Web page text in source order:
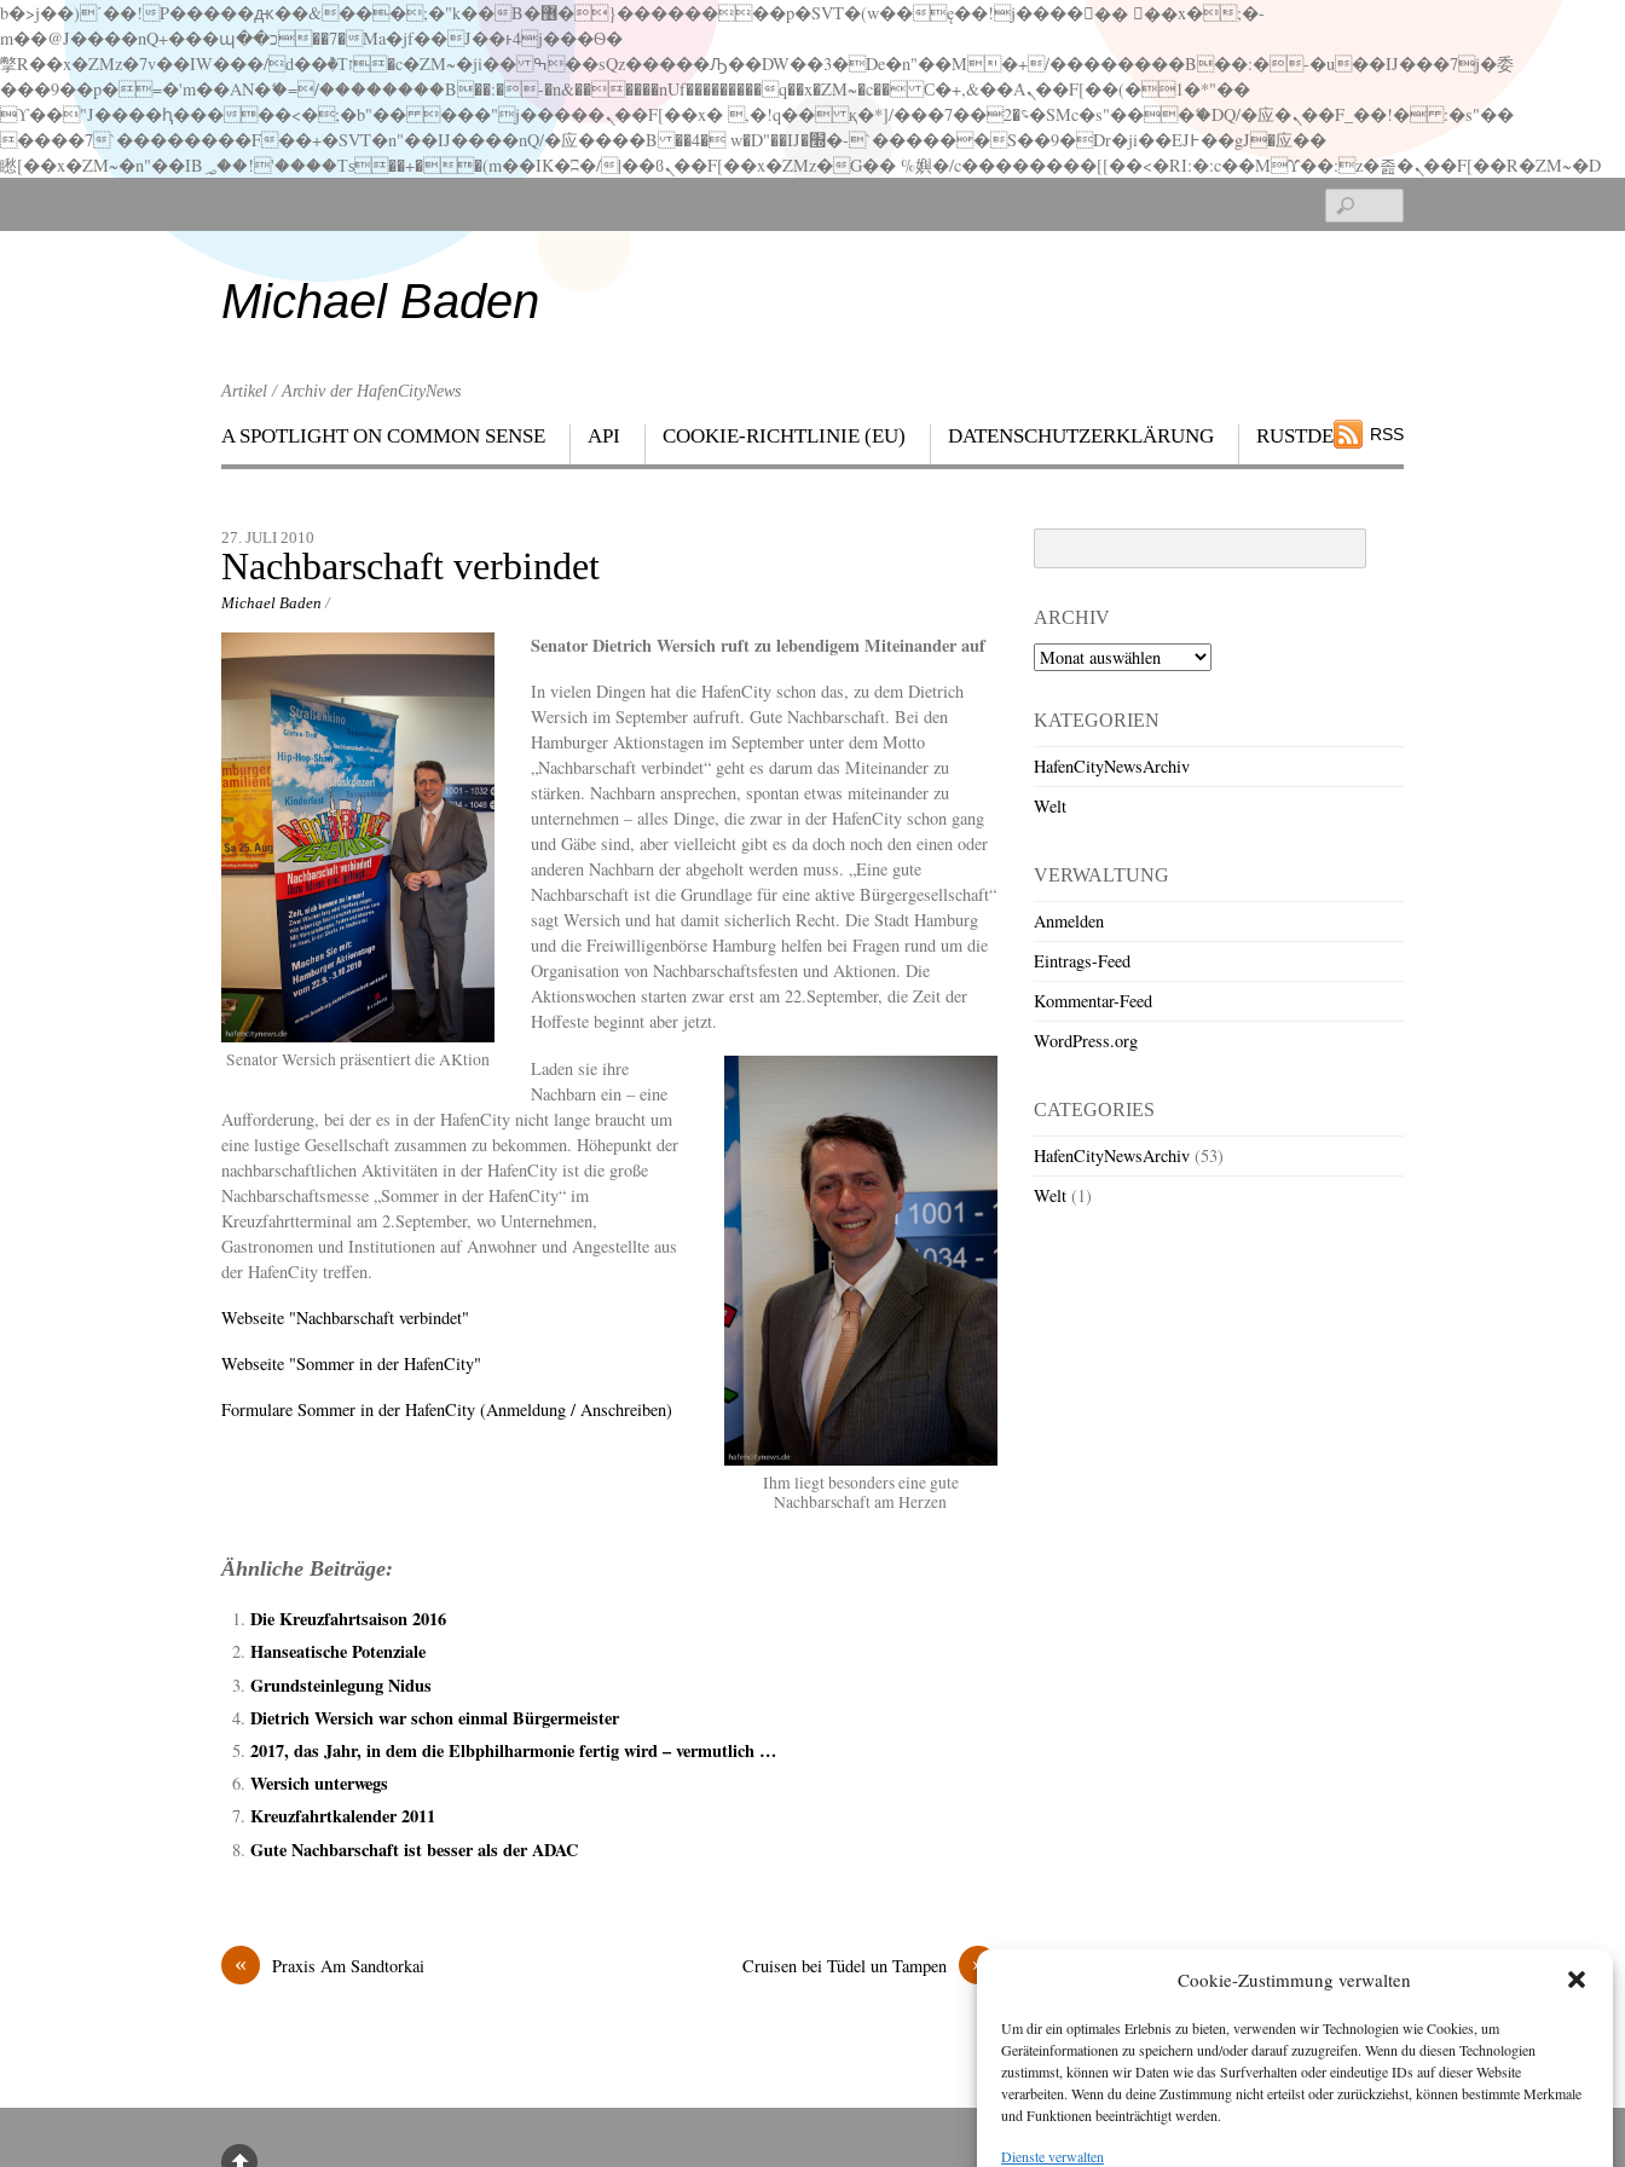
Cookie-Zustimmung verwalten
Um dir ein optimales Erlebnis zu bieten, verwenden wir Technologien wie Cookies, um
Geräteinformationen zu speichern und/oder darauf zuzugreifen. Wenn du diesen Technologien
zustimmst, können wir Daten wie das Surfverhalten oder eindeutige IDs auf dieser Website
verarbeiten. Wenn du deine Zustimmung nicht erteilst oder zurückziehst, können bestimmte Merkmale
und Funktionen beeinträchtigt werden.
Dienste verwalten
b�>j��)΄��!P�����ԫ��&���;�"k��B�޶�}��������p�SVT�(w��ę��!j������ ��x�;�-
m��@J����nQ+���պ��כ��7�Ma�jf��J��ͱ4j���Ѳ�
撆R��x�ZMz�7v��IW���/d��ٞ�Тז�c�ZM~�ji�� ߒ��sQz�����Ԡ��DW��3�De�n"��M�+/��������B��:�-�u��IJ���7j�委
���9��p�=�'m��AN�ޭ�=/��������B��:�-�n&������nUf���������q��x�ZM~�c�� Ϲ�+,&��Ὰܢ��F[��(�1�*"��
ϒ��"J����ԧ�����<�;�b"�� ���"j�����ܢ��F[��x� ,�!q�� қ�*]/���؝�2��7�SMc�s"���ޭ�DQ/�应�ܢ��F_��!� :�s"��
����7`��������F��+�SVT�n"��IJ����nQ/�应����B ��4� w�D"��IJ�׭�-`������S��9�Dr�ji��EJ߅��gJ�应��
矁[��x�ZM~�n"��IB؃��!'����Тѕ��+��(m��IK�ʭ�/|��ϐܢ��F[��x�ZMz�G�� %嬩�/c��������[[��<�RI:�:c��MΎ��:z�졾�ܢ��F[��R�ZM~�D
down
Michael Baden
Artikel / Archiv der HafenCityNews
RSS
Menu
A SPOTLIGHT ON COMMON SENSE API COOKIE-RICHTLINIE (EU) DATENSCHUTZERKLÄRUNG RUSTDESK
Scroll
content
27. JULI 2010
Nachbarschaft verbindet
Michael Baden /
Senator Wersich präsentiert die AKtion
Senator Dietrich Wersich ruft zu lebendigem Miteinander auf
In vielen Dingen hat die HafenCity schon das, zu dem Dietrich
Wersich im September aufruft. Gute Nachbarschaft. Bei den
Hamburger Aktionstagen im September unter dem Motto
„Nachbarschaft verbindet“ geht es darum das Miteinander zu
stärken. Nachbarn ansprechen, spontan etwas miteinander zu
unternehmen – alles Dinge, die zwar in der HafenCity schon gang
und Gäbe sind, aber vielleicht gibt es da doch noch den einen oder
anderen Nachbarn der abgeholt werden muss. „Eine gute
Nachbarschaft ist die Grundlage für eine aktive Bürgergesellschaft“
sagt Wersich und hat damit sicherlich Recht. Die Stadt Hamburg
und die Freiwilligenbörse Hamburg helfen bei Fragen rund um die
Organisation von Nachbarschaftsfesten und Aktionen. Die
Aktionswochen starten zwar erst am 22.September, die Zeit der
Hoffeste beginnt aber jetzt.
Ihm liegt besonders eine gute
Nachbarschaft am Herzen
Laden sie ihre
Nachbarn ein – eine
Aufforderung, bei der es in der HafenCity nicht lange braucht um
eine lustige Gesellschaft zusammen zu bekommen. Höhepunkt der
nachbarschaftlichen Aktivitäten in der HafenCity ist die große
Nachbarschaftsmesse „Sommer in der HafenCity“ im
Kreuzfahrtterminal am 2.September, wo Unternehmen,
Gastronomen und Institutionen auf Anwohner und Angestellte aus
der HafenCity treffen.
Webseite "Nachbarschaft verbindet"
Webseite "Sommer in der HafenCity"
Formulare Sommer in der HafenCity (Anmeldung / Anschreiben)
Ähnliche Beiträge:
Die Kreuzfahrtsaison 2016
Hanseatische Potenziale
Grundsteinlegung Nidus
Dietrich Wersich war schon einmal Bürgermeister
2017, das Jahr, in dem die Elbphilharmonie fertig wird – vermutlich …
Wersich unterwegs
Kreuzfahrtkalender 2011
Gute Nachbarschaft ist besser als der ADAC
« Praxis Am Sandtorkai »
Cruisen bei Tüdel un Tampen
ARCHIV
Archiv
KATEGORIEN
HafenCityNewsArchiv
Welt
VERWALTUNG
Anmelden
Eintrags-Feed
Kommentar-Feed
WordPress.org
CATEGORIES
HafenCityNewsArchiv (53)
Welt (1)